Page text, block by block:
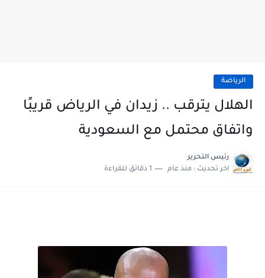
الرياضة
الهلال يترقب .. زيدان في الرياض قريبًا
واتفاق محتمل مع السعودية
رئيس التحرير
اخر تحديث : منذ عام 1 دقائق للقراءة